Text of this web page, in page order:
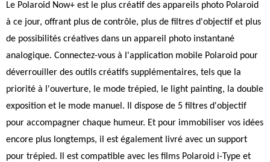
Le Polaroid Now+ est le plus créatif des appareils photo Polaroid
à ce jour, offrant plus de contrôle, plus de filtres d'objectif et plus
de possibilités créatives dans un appareil photo instantané
analogique. Connectez-vous à l'application mobile Polaroid pour
déverrouiller des outils créatifs supplémentaires, tels que la
priorité à l'ouverture, le mode trépied, le light painting, la double
exposition et le mode manuel. Il dispose de 5 filtres d'objectif
pour accompagner chaque humeur. Et pour immobiliser vos idées
encore plus longtemps, il est également livré avec un support
pour trépied. Il est compatible avec les films Polaroid i-Type et